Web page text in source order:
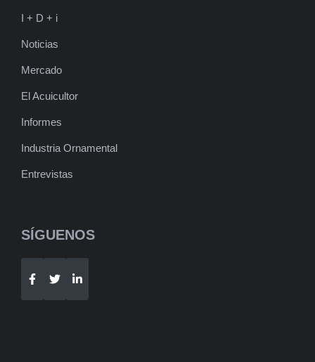
I + D + i
Noticias
Mercado
El Acuicultor
Informes
Industria Ornamental
Entrevistas
SÍGUENOS
Telegram